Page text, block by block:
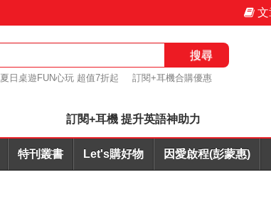
文
搜尋
夏日桌遊FUN心玩 超值7折起
訂閱+耳機合購優惠
訂閱+耳機 提升英語神助力
特刊叢書 Let's購好物 因愛啟程(彭蒙惠)